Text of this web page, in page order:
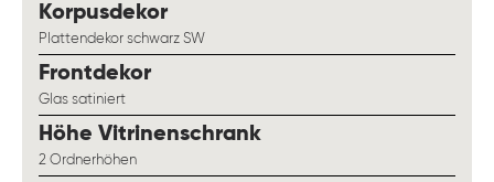
Korpusdekorauswählen
Plattendekor schwarz SW
Frontdekorauswählen
Glas satiniert
Höhe Vitrinenschrankauswählen
2 Ordnerhöhen